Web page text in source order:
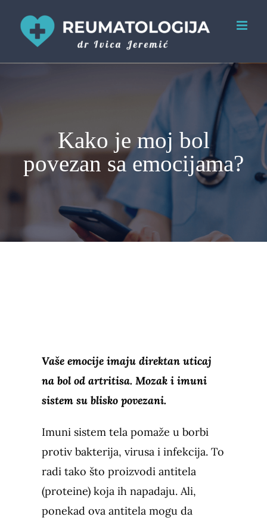
content
Kako je moj bol
povezan sa emocijama?
Vaše emocije imaju direktan uticaj
na bol od artritisa. Mozak i imuni
sistem su blisko povezani.
Imuni sistem tela pomaže u borbi
protiv bakterija, virusa i infekcija. To
radi tako što proizvodi antitela
(proteine) koja ih napadaju. Ali,
ponekad ova antitela mogu da